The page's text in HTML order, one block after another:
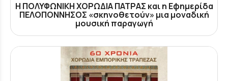
Η ΠΟΛΥΦΩΝΙΚΗ ΧΟΡΩΔΙΑ ΠΑΤΡΑΣ και η Εφημερίδα
ΠΕΛΟΠΟΝΝΗΣΟΣ «σκηνοθετούν» μια μοναδική
μουσική παραγωγή